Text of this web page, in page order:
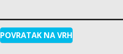
POVRATAK NA VRH